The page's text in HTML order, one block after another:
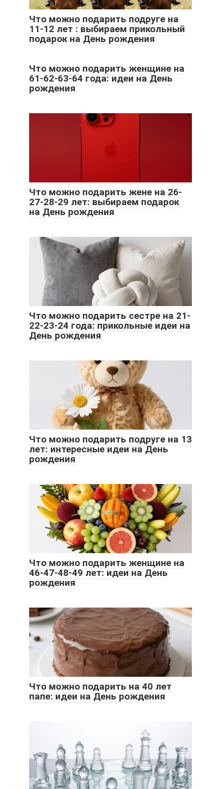
Что можно подарить подруге на
11-12 лет : выбираем прикольный
подарок на День рождения
Что можно подарить женщине на
61-62-63-64 года: идеи на День
рождения
Что можно подарить жене на 26-
27-28-29 лет: выбираем подарок
на День рождения
Что можно подарить сестре на 21-
22-23-24 года: прикольные идеи на
День рождения
Что можно подарить подруге на 13
лет: интересные идеи на День
рождения
Что можно подарить женщине на
46-47-48-49 лет: идеи на День
рождения
Что можно подарить на 40 лет
папе: идеи на День рождения